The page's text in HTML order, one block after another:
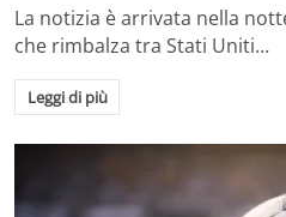
La notizia è arrivata nella
che rimbalza tra Stati Uniti…
Leggi di più